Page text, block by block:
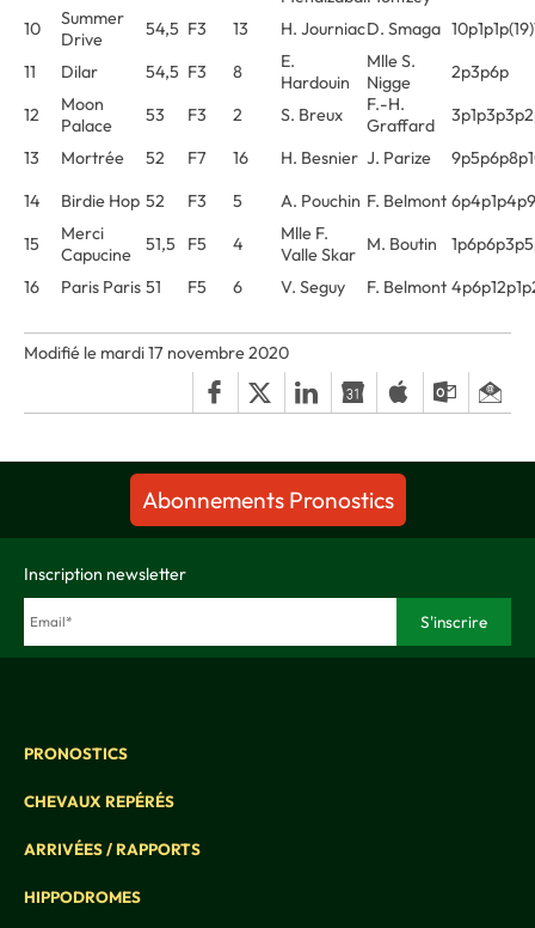
10
Summer
Drive
54,5 F3 13 H. JourniacD. Smaga
11
Dilar 54,5 F3 8
E.
Hardouin
Mlle S.
Nigge
2p3p6p
12
Moon
Palace
53 F3 2 S. Breux
F.-H.
Graffard
13
Mortrée 52 F7 16 H. Besnier J. Parize
14
Birdie Hop 52 F3 5 A. Pouchin F. Belmont
15
Merci
Capucine
51,5 F5 4
Mlle F.
Valle Skar M. Boutin
16
Paris Paris 51 F5 6 V. Seguy F. Belmont
Modifié le mardi 17 novembre 2020
Abonnements Pronostics
Inscription newsletter
PRONOSTICS
CHEVAUX REPÉRÉS
ARRIVÉES / RAPPORTS
HIPPODROMES